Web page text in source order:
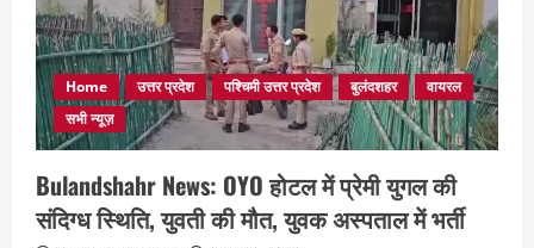
Home उत्तर प्रदेश पश्चिमी उत्तर प्रदेश बुलंदशहर
वायरल
सभी न्यूज़
Bulandshahr News: OYO होटल में प्रेमी युगल की
संदिग्ध स्थिति, युवती की मौत, युवक अस्पताल में भर्ती